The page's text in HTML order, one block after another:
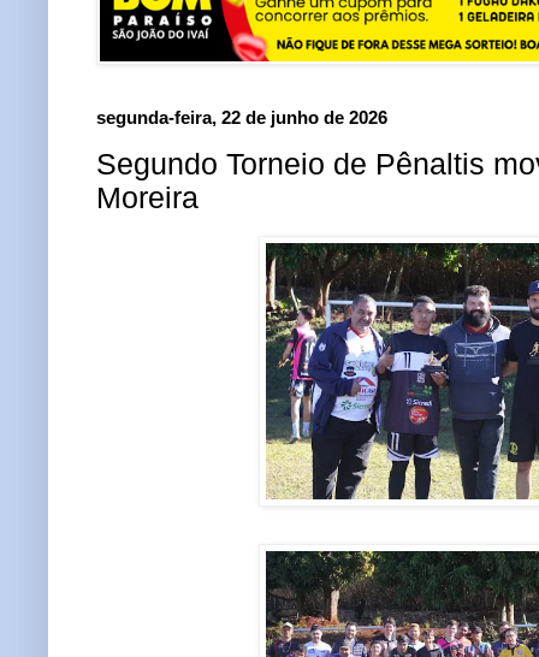
segunda-feira, 22 de junho de 2026
Segundo Torneio de Pênaltis
Moreira